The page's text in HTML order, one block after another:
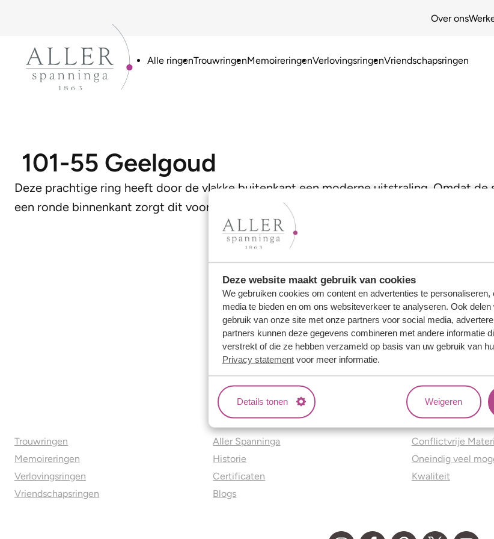
Deze website maakt gebruik van cookies
We gebruiken cookies om content en advertenties te
media te bieden en om ons websiteverkeer te analyseren. Ook
gebruik van onze site met onze partners voor social media,
partners kunnen deze gegevens combineren met andere informatie
verstrekt of die ze hebben verzameld op basis van uw gebruik van
Privacy statementvoor meer informatie.
Details tonen Weigeren
Over ons
Alle ringenTrouwringenMemoireringenVerlovingsringenVriendschapsringen
101-55 Geelgoud
Deze prachtige ring heeft door de vlakke buitenkant een moderne uitstraling. Omdat
een ronde binnenkant zorgt dit voor een heerlijk draagcomfort!
Trouwringen
Memoireringen
Verlovingsringen
Vriendschapsringen
Over ons
Aller Spanninga
Historie
Certificaten
Blogs
Jouw
Conflictvrije
Oneindig veel
Kwaliteit